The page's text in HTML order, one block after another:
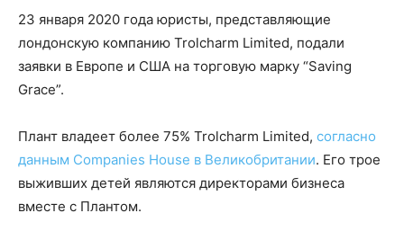
23 января 2020 года юристы, представляющие
лондонскую компанию Trolcharm Limited, подали
заявки в Европе и США на торговую марку “Saving
Grace”.
Плант владеет более 75% Trolcharm Limited, согласно
данным Companies House в Великобритании. Его трое
выживших детей являются директорами бизнеса
вместе с Плантом.